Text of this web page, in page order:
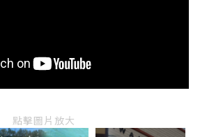
點擊圖片放大